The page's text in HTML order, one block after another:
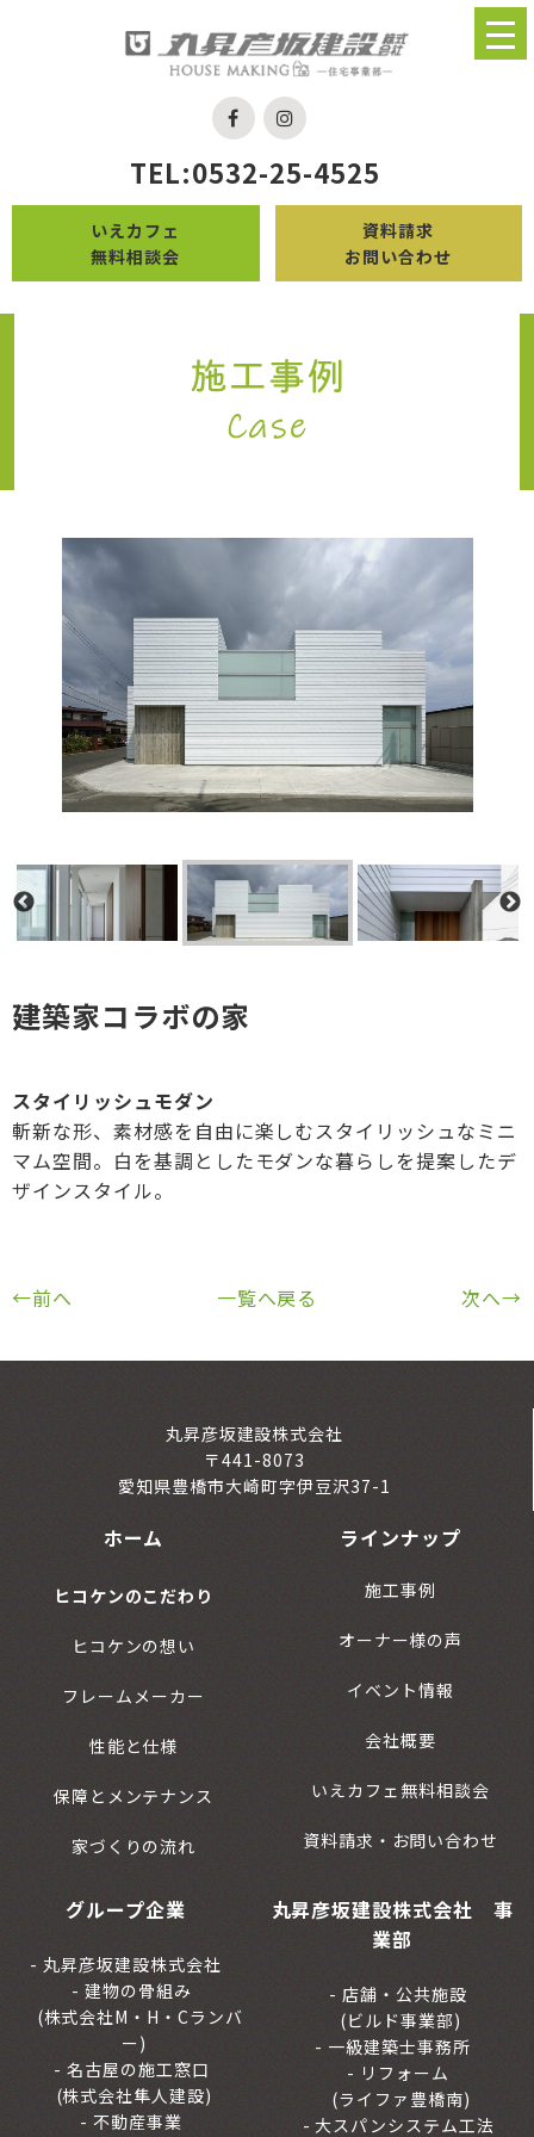
TEL:0532-25-4525
いえカフェ
無料相談会
資料請求
お問い合わせ
建築家コラボの家
スタイリッシュモダン
斬新な形、素材感を自由に楽しむスタイリッシュなミニ
マム空間。白を基調としたモダンな暮らしを提案したデ
ザインスタイル。
←前へ 一覧へ戻る 次へ→
丸昇彦坂建設株式会社
〒441-8073
愛知県豊橋市大崎町字伊豆沢37-1
ホーム
ヒコケンのこだわり
ヒコケンの想い
フレームメーカー
性能と仕様
保障とメンテナンス
家づくりの流れ
ラインナップ
施工事例
オーナー様の声
イベント情報
会社概要
いえカフェ無料相談会
資料請求・お問い合わせ
グループ企業
丸昇彦坂建設株式会社
建物の骨組み
(株式会社M・H・Cランバ
ー)
名古屋の施工窓口
(株式会社隼人建設)
不動産事業
丸昇彦坂建設株式会社 事
業部
店舗・公共施設
(ビルド事業部)
一級建築士事務所
リフォーム
(ライファ豊橋南)
大スパンシステム工法